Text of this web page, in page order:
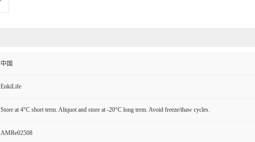
中国
EnkiLife
Store at 4°C short term. Aliquot and store at -20°C long term. Avoid freeze/thaw cycles.
AMRe02508